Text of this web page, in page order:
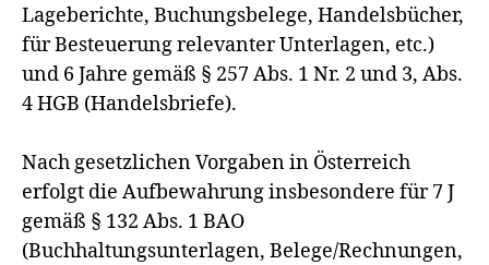
Lageberichte, Buchungsbelege, Handelsbücher,
für Besteuerung relevanter Unterlagen, etc.)
und 6 Jahre gemäß § 257 Abs. 1 Nr. 2 und 3, Abs.
4 HGB (Handelsbriefe).
Nach gesetzlichen Vorgaben in Österreich
erfolgt die Aufbewahrung insbesondere für 7 J
gemäß § 132 Abs. 1 BAO
(Buchhaltungsunterlagen, Belege/Rechnungen,